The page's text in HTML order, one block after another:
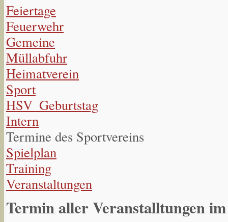
Feiertage
Feuerwehr
Gemeine
Müllabfuhr
Heimatverein
Sport
HSV_Geburtstag
Intern
Termine des Sportvereins
Spielplan
Training
Veranstaltungen
Termin aller Veranstalltungen